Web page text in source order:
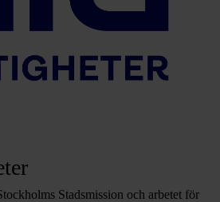
Stadsmission och arbetet för